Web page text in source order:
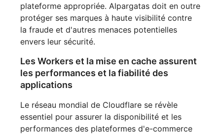
plateforme appropriée. Alpargatas doit en outre
protéger ses marques à haute visibilité contre
la fraude et d'autres menaces potentielles
envers leur sécurité.
Les Workers et la mise en cache assurent
les performances et la fiabilité des
applications
Le réseau mondial de Cloudflare se révèle
essentiel pour assurer la disponibilité et les
performances des plateformes d'e-commerce